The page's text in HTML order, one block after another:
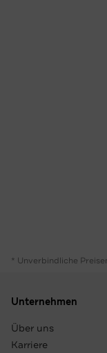
* Unverbindliche
Unternehmen
Über uns
Karriere